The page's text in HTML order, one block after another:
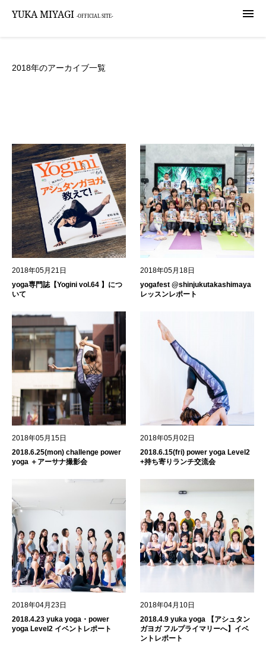

YUKA MIYAGI -OFFICIAL SITE-
2018年のアーカイブ一覧
2018年05月21日
yoga専門誌【Yogini vol.64 】につ
いて
2018年05月18日
yogafest @shinjukutakashimaya
レッスンレポート
2018年05月15日
2018.6.25(mon) challenge power
yoga ＋アーサナ撮影会
2018年05月02日
2018.6.15(fri) power yoga Level2
+持ち寄りランチ交流会
2018年04月23日
2018.4.23 yuka yoga・power
yoga Level2 イベントレポート
2018年04月10日
2018.4.9 yuka yoga 【アシュタン
ガヨガ フルプライマリーへ】イベ
ントレポート